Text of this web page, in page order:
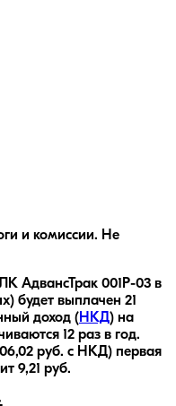
и комиссии. Не
АдвансТрак 001Р-03 в
будет выплачен 21
доход ( НКД) на
12 раз в год.
руб. с НКД) первая
9,21 руб.